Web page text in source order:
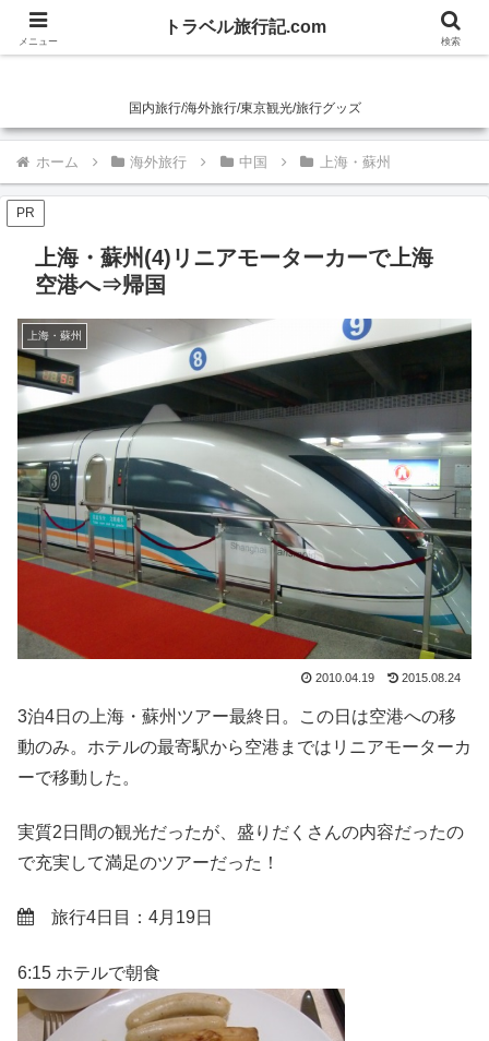
トラベル旅行記.com
国内旅行/海外旅行/東京観光/旅行グッズ
ホーム 海外旅行 中国 上海・蘇州
PR
上海・蘇州(4)リニアモーターカーで上海
空港へ⇒帰国
上海・蘇州
2010.04.19 2015.08.24
3泊4日の上海・蘇州ツアー最終日。この日は空港への移
動のみ。ホテルの最寄駅から空港まではリニアモーターカ
ーで移動した。
実質2日間の観光だったが、盛りだくさんの内容だったの
で充実して満足のツアーだった！
旅行4日目：4月19日
6:15 ホテルで朝食
メニュー
トラベル旅行記.com
検索